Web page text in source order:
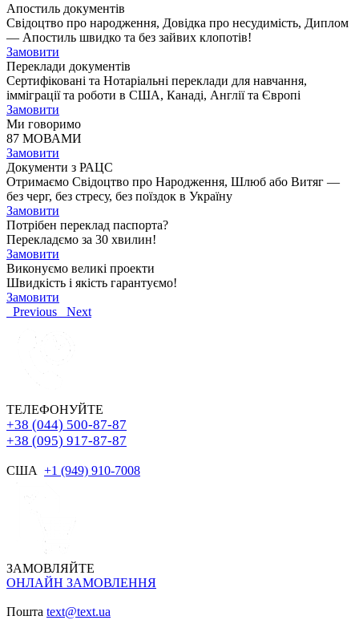
Апостиль документів
Свідоцтво про народження, Довідка про несудимість, Диплом
— Апостиль швидко та без зайвих клопотів!
Замовити
Переклади документів
Сертифіковані та Нотаріальні переклади для навчання,
імміграції та роботи в США, Канаді, Англії та Європі
Замовити
Ми говоримо
87 МОВАМИ
Замовити
Документи з РАЦС
Отримаємо Свідоцтво про Народження, Шлюб або Витяг —
без черг, без стресу, без поїздок в Україну
Замовити
Потрібен переклад паспорта?
Перекладємо за 30 хвилин!
Замовити
Виконуємо великі проекти
Швидкість і якість гарантуємо!
Замовити
Previous
Next
ТЕЛЕФОНУЙТЕ
+38 (044) 500-87-87
+38 (095) 917-87-87
США +1 (949) 910-7008
ЗАМОВЛЯЙТЕ
ОНЛАЙН ЗАМОВЛЕННЯ
Пошта text@text.ua